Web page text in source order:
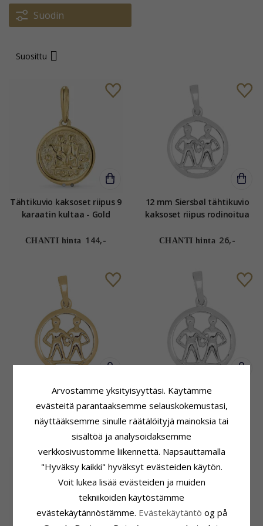
Suodin
Suosittu
Tähtikuvio kaksoset riipus 9
karaatin kultaa - Gold
CHANTI hinta 144,-
12 mm Siersbøl tähtikuvio
kaksoset riipus rodinoitua
CHANTI hinta 26,-
15 mm Siersbøl tähtikuvio
kaksoset riipus kullattua
hopeaa
CHANTI hinta
15 mm Siersbøl tähtikuvio
kaksoset riipus rodinoitua
hopeaa
CHANTI hinta
Arvostamme yksityisyyttäsi. Käytämme
evästeitä parantaaksemme selauskokemustasi,
näyttääksemme sinulle räätälöityjä mainoksia tai
sisältöä ja analysoidaksemme
verkkosivustomme liikennettä. Napsauttamalla
"Hyväksy kaikki" hyväksyt evästeiden käytön.
Voit lukea lisää evästeiden ja muiden
tekniikoiden käytöstämme
evästekäytännöstämme. Evästekäytäntö og på